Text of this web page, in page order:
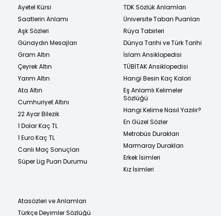
Ayetel Kürsi
Saatlerin Anlamı
Aşk Sözleri
Günaydın Mesajları
Gram Altın
Çeyrek Altın
Yarım Altın
Ata Altın
Cumhuriyet Altını
22 Ayar Bilezik
1 Dolar Kaç TL
1 Euro Kaç TL
Canlı Maç Sonuçları
Süper Lig Puan Durumu
TDK Sözlük Anlamları
Üniversite Taban Puanları
Rüya Tabirleri
Dünya Tarihi ve Türk Tarihi
İslam Ansiklopedisi
TÜBİTAK Ansiklopedisi
Hangi Besin Kaç Kalori
Eş Anlamlı Kelimeler
Sözlüğü
Hangi Kelime Nasıl Yazılır?
En Güzel Sözler
Metrobüs Durakları
Marmaray Durakları
Erkek İsimleri
Kız İsimleri
Atasözleri ve Anlamları
Türkçe Deyimler Sözlüğü